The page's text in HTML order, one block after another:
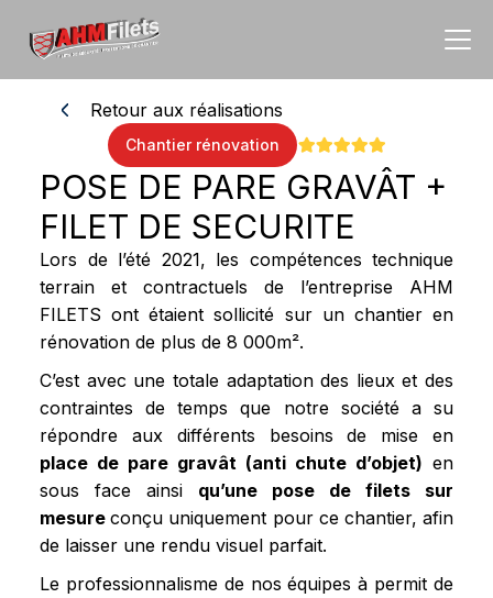
Retour aux réalisations
Chantier rénovation
POSE DE PARE GRAVÂT +
FILET DE SECURITE
Lors de l’été 2021, les compétences technique
terrain et contractuels de l’entreprise AHM
FILETS ont étaient sollicité sur un chantier en
rénovation de plus de 8 000m².
C’est avec une totale adaptation des lieux et des
contraintes de temps que notre société a su
répondre aux différents besoins de mise en
place de pare gravât (anti chute d’objet) en
sous face ainsi qu’une pose de filets sur
mesureconçu uniquement pour ce chantier, afin
de laisser une rendu visuel parfait.
Le professionnalisme de nos équipes à permit de